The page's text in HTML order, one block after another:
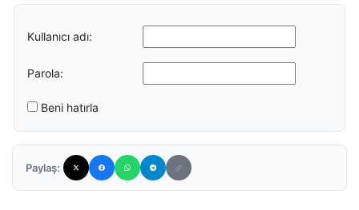
Kullanıcı adı:
Parola:
Beni hatırla
Paylaş: